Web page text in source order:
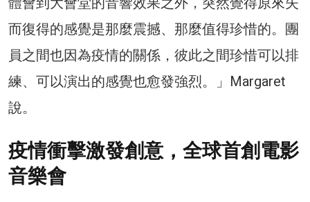
而復得的感覺是那麼震撼、那麼值得珍惜的。團
員之間也因為疫情的關係，彼此之間珍惜可以排
練、可以演出的感覺也愈發強烈。」Margaret
說。
疫情衝擊激發創意，全球首創電影
音樂會